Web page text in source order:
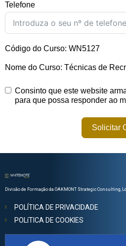
Telefone
Código do Curso: WN5127
Nome do Curso: Técnicas de
Consinto que este website
para que possa responder ao
Solicitar
Divisão de Formação da OAKMONT Strategic Consulting,
POLÍTICA DE PRIVACIDADE
POLíTICA DE COOKIES